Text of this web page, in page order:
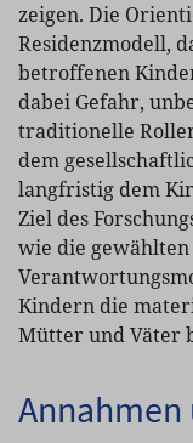
zeigen. Die
Residenzmodell,
betroffenen
dabei Gefahr,
traditionelle
dem
langfristig dem
Ziel des
wie die
Kindern die
Mütter und Väter
Annahmen